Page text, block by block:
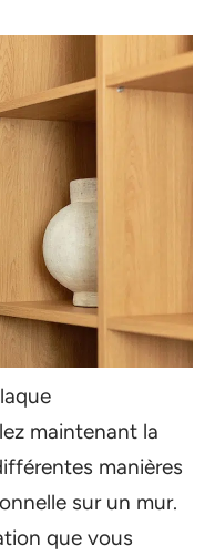
maintenant la
manières
sur un mur.
que vous